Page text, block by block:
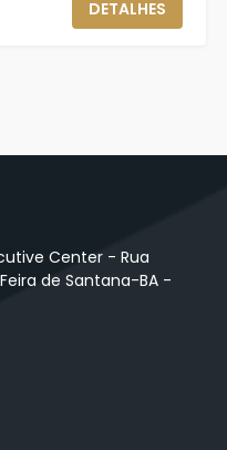
DETALHES
Center - Rua
de Santana-BA -